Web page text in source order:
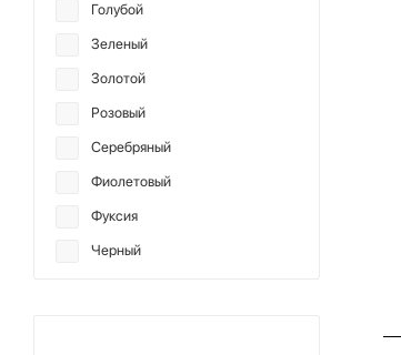
Голубой
Зеленый
Золотой
Розовый
Серебряный
Фиолетовый
Фуксия
Черный